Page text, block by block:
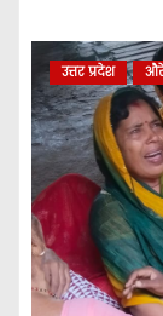
उत्तर प्रदेश